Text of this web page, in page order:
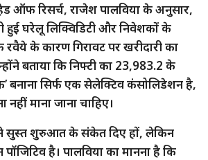
ऑफ रिसर्च, राजेश पालविया के अनुसार,
हुई घरेलू लिक्विडिटी और निवेशकों के
के कारण गिरावट पर खरीदारी का
बताया कि निफ्टी का 23,983.2 के
बनाना सिर्फ एक सेलेक्टिव कंसोलिडेशन है,
नहीं माना जाना चाहिए।
ने सुस्त शुरुआत के संकेत दिए हों, लेकिन
है। पालविया का मानना है कि